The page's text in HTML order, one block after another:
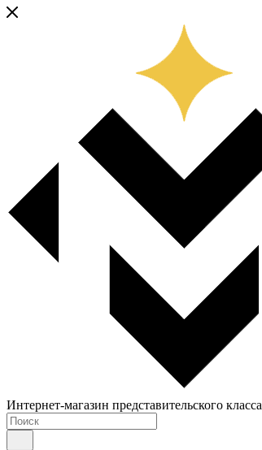
Интернет-магазин представительского класса